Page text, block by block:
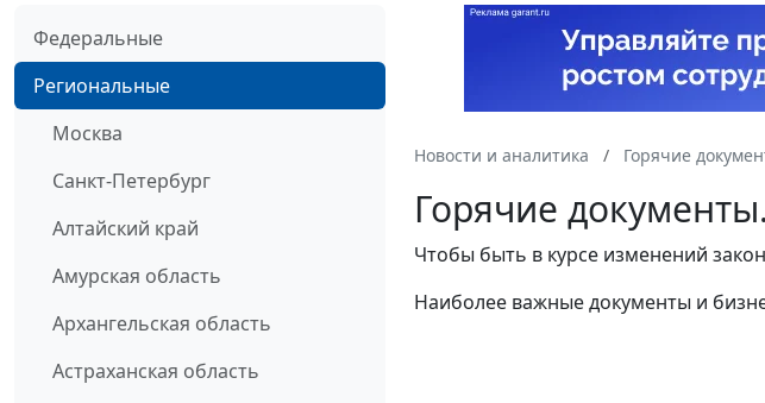
Федеральные
Региональные
Москва
Санкт-Петербург
Алтайский край
Амурская область
Архангельская область
Астраханская область
Новости и аналитика Горячие
Горячие
Чтобы быть в курсе изменений
Наиболее важные документы и